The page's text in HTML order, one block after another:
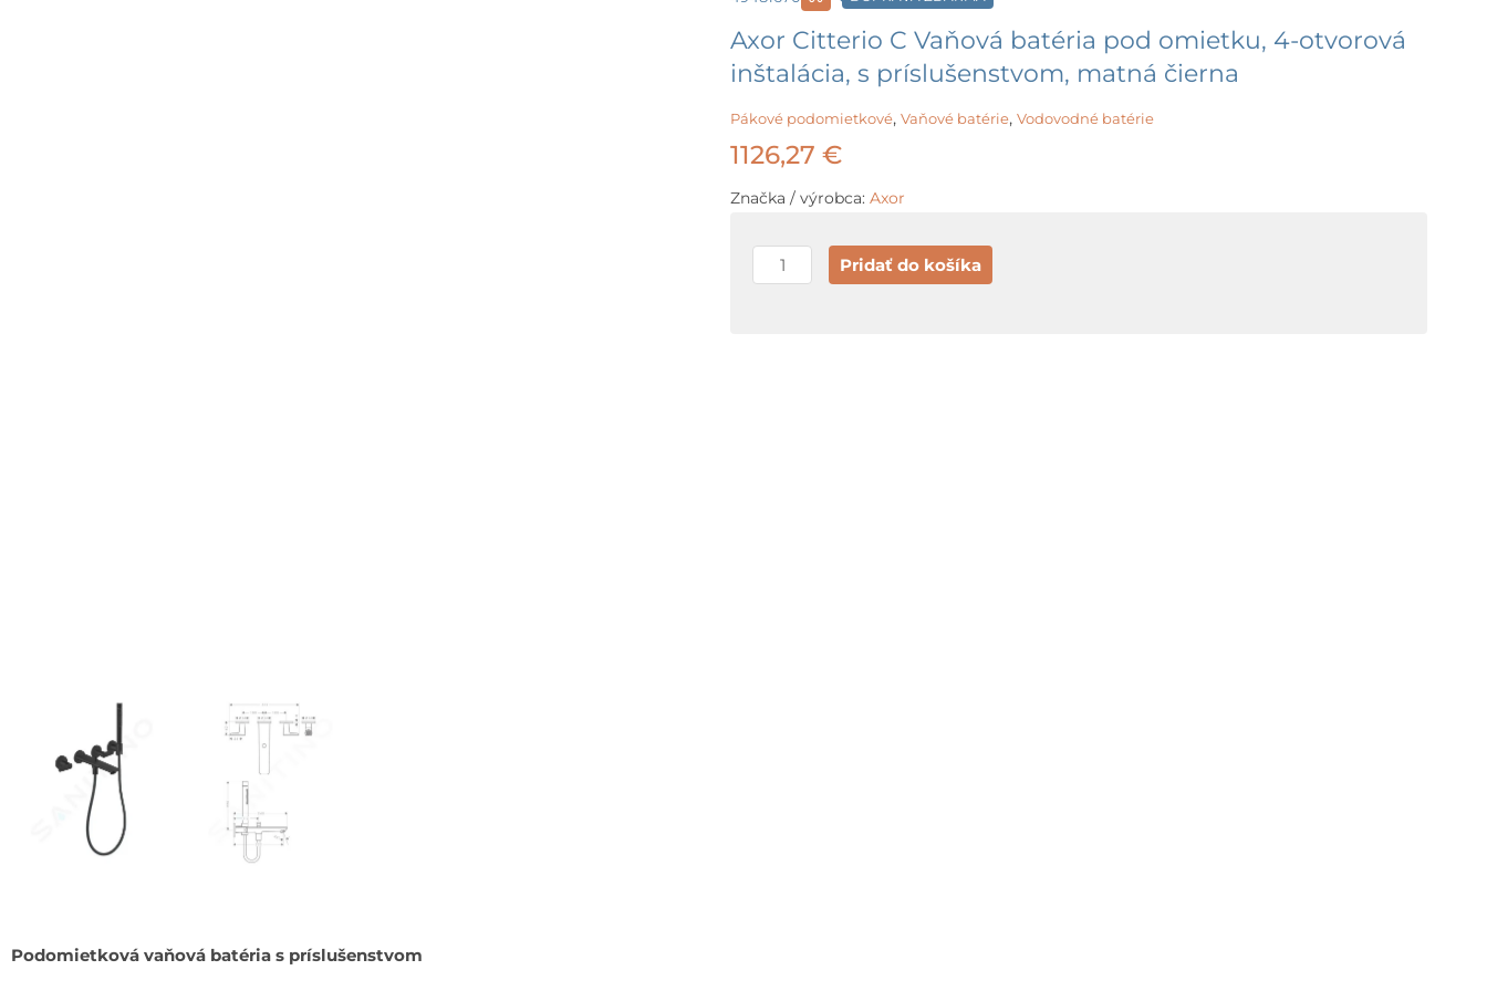
Axor Citterio C Vaňová batéria pod omietku, 4-otvorová
inštalácia, s príslušenstvom, matná čierna
Pákové podomietkové, Vaňové batérie, Vodovodné batérie
1126,27 €
Značka / výrobca: Axor
množstvo
Axor
Pridať do košíka
Podomietková vaňová batéria s príslušenstvom